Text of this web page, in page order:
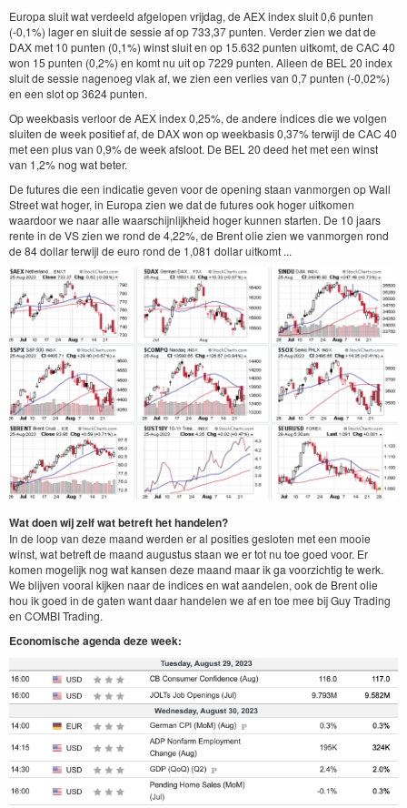
Europa sluit wat verdeeld afgelopen vrijdag, de AEX index sluit 0,6 punten
(-0,1%) lager en sluit de sessie af op 733,37 punten. Verder zien we dat de
DAX met 10 punten (0,1%) winst sluit en op 15.632 punten uitkomt, de CAC 40
won 15 punten (0,2%) en komt nu uit op 7229 punten. Alleen de BEL 20 index
sluit de sessie nagenoeg vlak af, we zien een verlies van 0,7 punten (-0,02%)
en een slot op 3624 punten.
Op weekbasis verloor de AEX index 0,25%, de andere indices die we volgen
sluiten de week positief af, de DAX won op weekbasis 0,37% terwijl de CAC 40
met een plus van 0,9% de week afsloot. De BEL 20 deed het met een winst
van 1,2% nog wat beter.
De futures die een indicatie geven voor de opening staan vanmorgen op Wall
Street wat hoger, in Europa zien we dat de futures ook hoger uitkomen
waardoor we naar alle waarschijnlijkheid hoger kunnen starten. De 10 jaars
rente in de VS zien we rond de 4,22%, de Brent olie zien we vanmorgen rond
de 84 dollar terwijl de euro rond de 1,081 dollar uitkomt ...
Wat doen wij zelf wat betreft het handelen?
In de loop van deze maand werden er al posities gesloten met een mooie
winst, wat betreft de maand augustus staan we er tot nu toe goed voor. Er
komen mogelijk nog wat kansen deze maand maar ik ga voorzichtig te werk.
We blijven vooral kijken naar de indices en wat aandelen, ook de Brent olie
hou ik goed in de gaten want daar handelen we af en toe mee bij Guy Trading
en COMBI Trading.
Economische agenda deze week: